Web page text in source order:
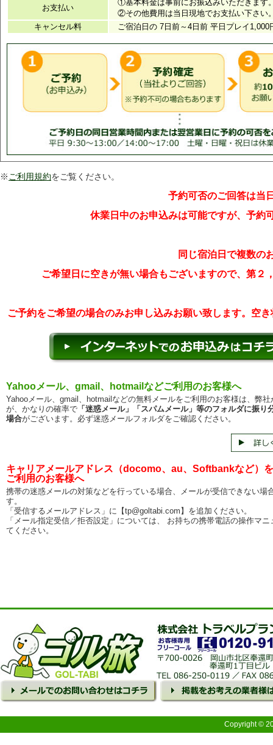
※ ご利用規約をご覧ください。
予約可否のご回答は当
休業日中のお申込みは可能ですが、予約
同じ宿泊日で複数の
ご希望日に空きが無い場合もございますので、第
ご予約をご希望の場合のみお申し込みお願い致します。空
Yahooメール、gmail、hotmailなどご利用のお客様へ
Yahooメール、gmail、hotmailなどの無料メールをご利用のお客様は、弊
が、かなりの確率で 「迷惑メール」「スパムメール」等のフォルダに振り
場合がございます。必ず迷惑メールフォルダをご確認ください。
キャリアメールアドレス（docomo、au、Softbankなど）を
ご利用のお客様へ
携帯の迷惑メールの対策などを行っている場合、メールが受信できない場
す。
「受信するメールアドレス」に【tp@goltabi.com】を追加ください。
「メール指定受信／拒否設定」については、 お持ちの携帯電話の操作マ
てください。
Copyright ©